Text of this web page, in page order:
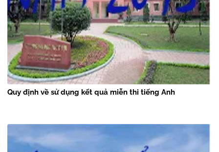
Quy định về sử dụng kết quả miễn thi tiếng Anh